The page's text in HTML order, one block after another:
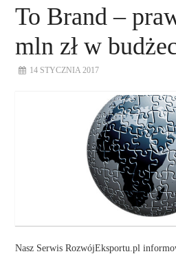
KONTAKT
To Brand –
mln zł w
14 STYCZNIA 2017
Nasz Serwis RozwójEksportu.pl